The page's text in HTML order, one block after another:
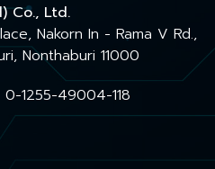
Co., Ltd.
Nakorn In - Rama V Rd.,
Nonthaburi 11000
0-1255-49004-118